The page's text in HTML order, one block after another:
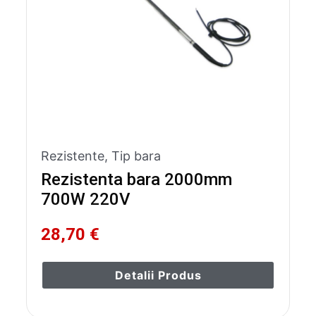
Rezistente,Tip bara
Rezistenta bara 2000mm
700W 220V
28,70 €
Detalii Produs